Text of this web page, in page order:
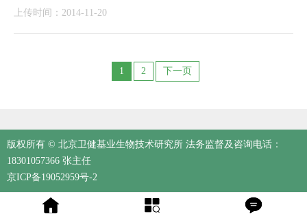
上传时间：2014-11-20
1 2 下一页
版权所有 © 北京卫健基业生物技术研究所 法务监督及咨询电话：
18301057366 张主任
京ICP备19052959号-2